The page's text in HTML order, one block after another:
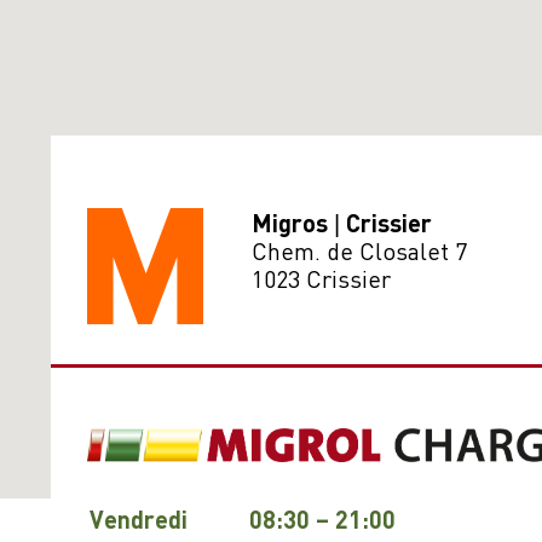
Migros | Crissier
Chem. de Closalet 7
1023 Crissier
Vendredi 08:30 – 21:00